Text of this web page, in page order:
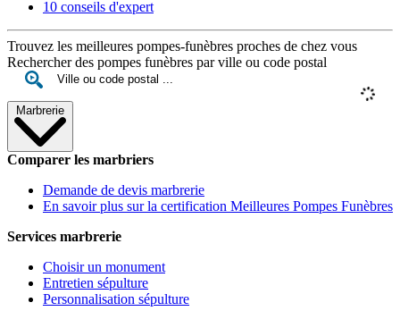
10 conseils d'expert
Trouvez les meilleures pompes-funèbres proches de chez vous
Rechercher des pompes funèbres par ville ou code postal
Marbrerie
Comparer les marbriers
Demande de devis marbrerie
En savoir plus sur la certification Meilleures Pompes Funèbres
Services marbrerie
Choisir un monument
Entretien sépulture
Personnalisation sépulture